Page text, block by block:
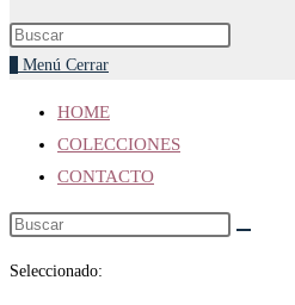
Menú Cerrar
HOME
COLECCIONES
CONTACTO
Seleccionado: